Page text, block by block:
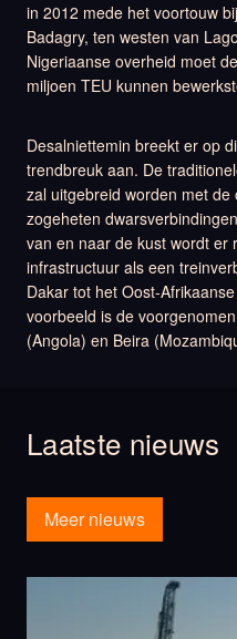
in 2012 mede het voortouw
Badagry, ten westen van
Nigeriaanse overheid moet
miljoen TEU kunnen
Desalniettemin breekt er op
trendbreuk aan. De
zal uitgebreid worden met
zogeheten
van en naar de kust wordt er
infrastructuur als een
Dakar tot het Oost-
voorbeeld is de
(Angola) en Beira
Laatste nieuws
Meer nieuws